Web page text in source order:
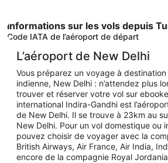
Informations sur les vols depuis
Code IATA de l’aéroport de départ
L’aéroport de New Delhi
Vous préparez un voyage à
indienne, New Delhi : n’attendez plus
trouver et réserver votre vol sur
international Indira-Gandhi est
de New Delhi. Il se trouve à 23km au
New Delhi. Pour un vol domestique ou
pouvez choisir de voyager avec la
British Airways, Air France, Air India,
encore de la compagnie Royal